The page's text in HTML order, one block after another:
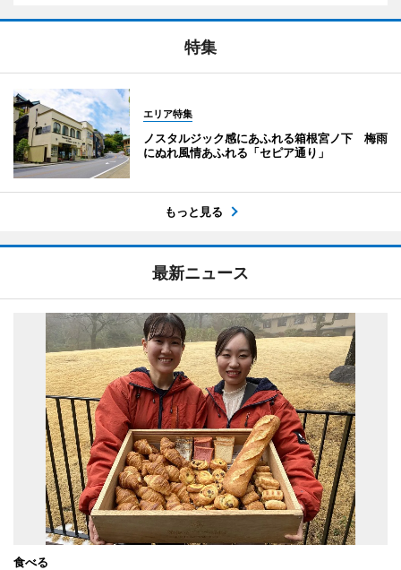
特集
エリア特集
ノスタルジック感にあふれる箱根宮ノ下 梅雨
にぬれ風情あふれる「セピア通り」
もっと見る
最新ニュース
食べる